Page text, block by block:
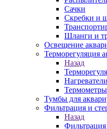
Сачки
Скребки и
Шланги и
Освещение
Терморегуляция
Назад
Нагреватели
Термометры
Тумбы для
Фильтрация и
Назад
Фильтрация